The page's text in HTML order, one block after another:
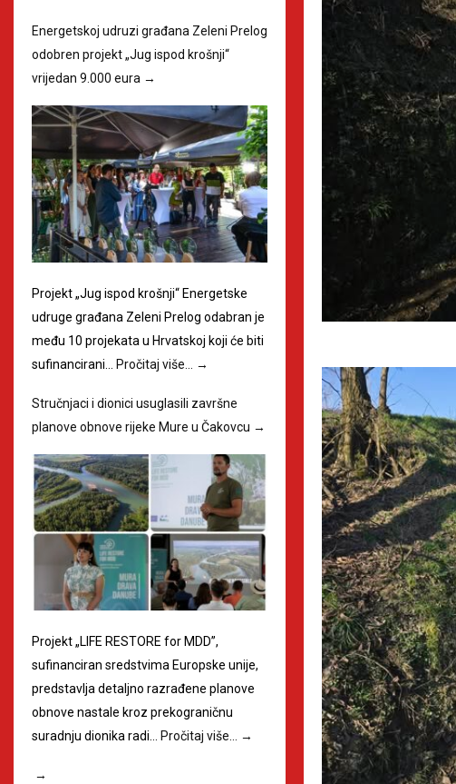
Energetskoj udruzi građana Zeleni Prelog
odobren projekt „Jug ispod krošnji“
vrijedan 9.000 eura →
Projekt „Jug ispod krošnji“ Energetske
udruge građana Zeleni Prelog odabran je
među 10 projekata u Hrvatskoj koji će biti
sufinancirani…
Pročitaj više… →
Stručnjaci i dionici usuglasili završne
planove obnove rijeke Mure u Čakovcu →
Projekt „LIFE RESTORE for MDD”,
sufinanciran sredstvima Europske unije,
predstavlja detaljno razrađene planove
obnove nastale kroz prekograničnu
suradnju dionika radi… Pročitaj više… →
→